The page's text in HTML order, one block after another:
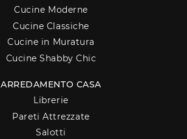
Cucine Moderne
Cucine Classiche
Cucine in Muratura
Cucine Shabby Chic
ARREDAMENTO CASA
Librerie
Pareti Attrezzate
Salotti